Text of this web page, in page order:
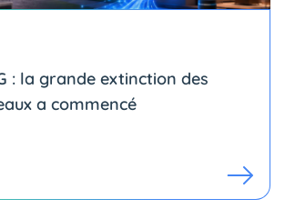
: la grande extinction des
a commencé